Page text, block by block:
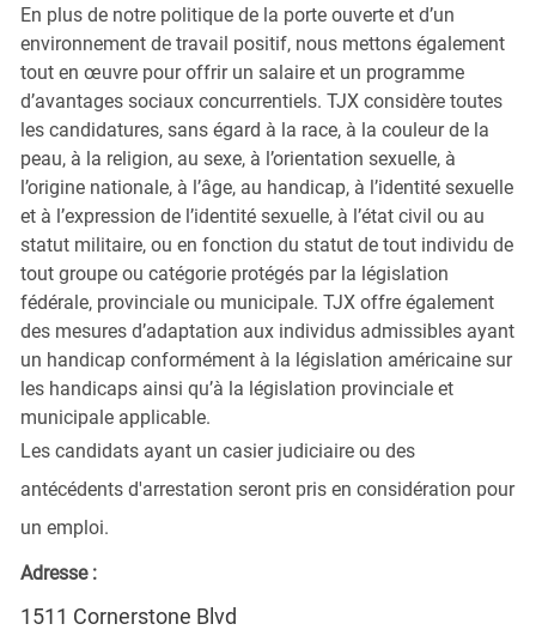
En plus de notre politique de la porte ouverte et d’un
environnement de travail positif, nous mettons également
tout en œuvre pour offrir un salaire et un programme
d’avantages sociaux concurrentiels. TJX considère toutes
les candidatures, sans égard à la race, à la couleur de la
peau, à la religion, au sexe, à l’orientation sexuelle, à
l’origine nationale, à l’âge, au handicap, à l’identité sexuelle
et à l’expression de l’identité sexuelle, à l’état civil ou au
statut militaire, ou en fonction du statut de tout individu de
tout groupe ou catégorie protégés par la législation
fédérale, provinciale ou municipale. TJX offre également
des mesures d’adaptation aux individus admissibles ayant
un handicap conformément à la législation américaine sur
les handicaps ainsi qu’à la législation provinciale et
municipale applicable.
Les candidats ayant un casier judiciaire ou des
antécédents d'arrestation seront pris en considération pour
un emploi.
Adresse :
1511 Cornerstone Blvd